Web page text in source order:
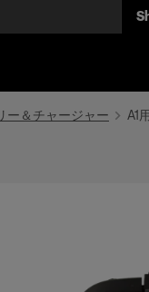
ー＆チャージャー A1